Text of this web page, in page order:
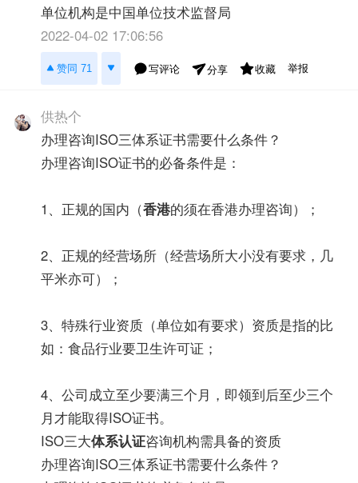
单位机构是中国单位技术监督局
2022-04-02 17:06:56
赞同 71 写评论 分享 收藏 举报
供热个
办理咨询ISO三体系证书需要什么条件？
办理咨询ISO证书的必备条件是：
1、正规的国内（香港的须在香港办理咨询）；
2、正规的经营场所（经营场所大小没有要求，几
平米亦可）；
3、特殊行业资质（单位如有要求）资质是指的比
如：食品行业要卫生许可证；
4、公司成立至少要满三个月，即领到后至少三个
月才能取得ISO证书。
ISO三大体系认证咨询机构需具备的资质
办理咨询ISO三体系证书需要什么条件？